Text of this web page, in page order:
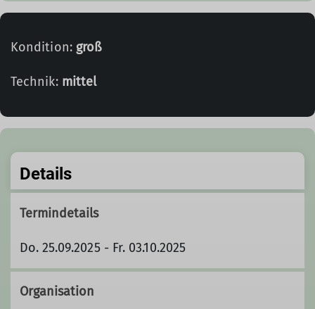
Kondition: groß
Technik: mittel
Details
Termindetails
Do. 25.09.2025 - Fr. 03.10.2025
Organisation